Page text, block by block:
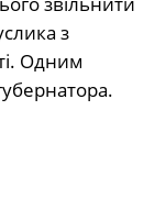
з
Одним